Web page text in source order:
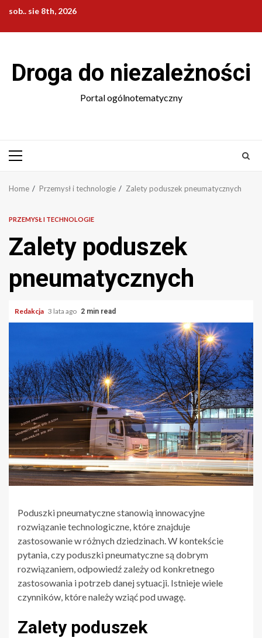
content
sob.. sie 8th, 2026
Droga do niezależności
Portal ogólnotematyczny
Primary
Home Przemysł i technologie Zalety poduszek pneumatycznych
PRZEMYSŁ I TECHNOLOGIE
Zalety poduszek
pneumatycznych
Redakcja 3 lata ago 2 min read
Poduszki pneumatyczne stanowią innowacyjne
rozwiązanie technologiczne, które znajduje
zastosowanie w różnych dziedzinach. W kontekście
pytania, czy poduszki pneumatyczne są dobrym
rozwiązaniem, odpowiedź zależy od konkretnego
zastosowania i potrzeb danej sytuacji. Istnieje wiele
czynników, które należy wziąć pod uwagę.
Zalety poduszek